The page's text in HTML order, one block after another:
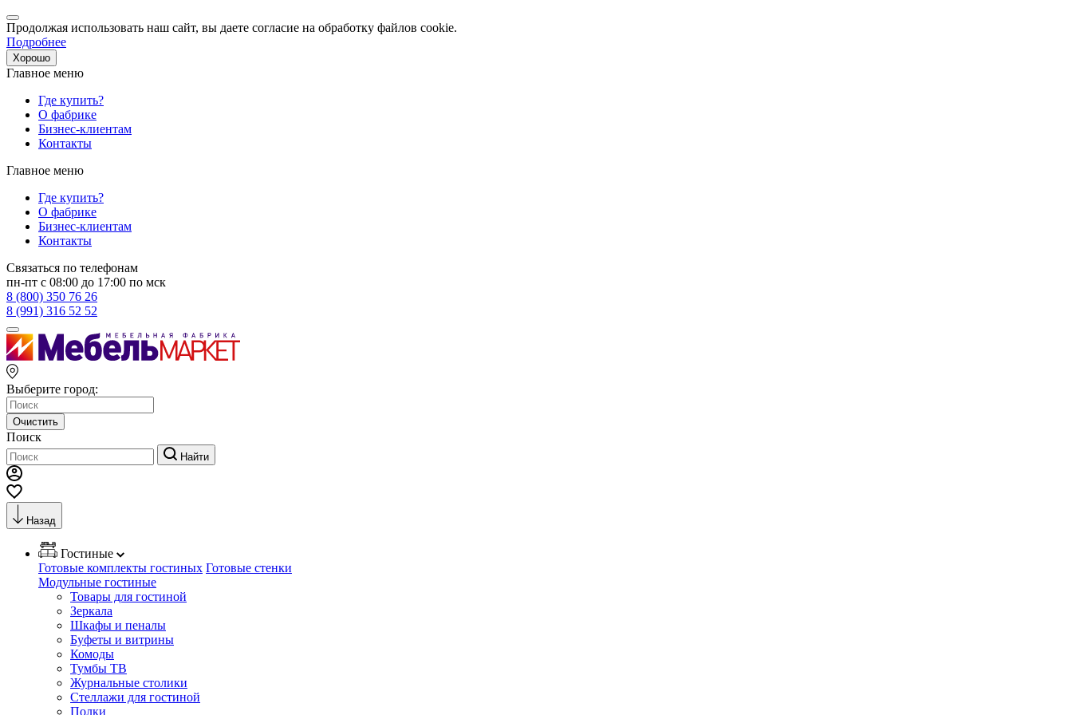
Продолжая использовать наш сайт, вы даете согласие на обработку файлов cookie.
Подробнее
Хорошо
Главное меню
Где купить?
О фабрике
Бизнес-клиентам
Контакты
Главное меню
Где купить?
О фабрике
Бизнес-клиентам
Контакты
Связаться по телефонам
пн-пт с 08:00 до 17:00 по мск
8 (800) 350 76 26
8 (991) 316 52 52
Выберите город:
Очистить
Поиск
Найти
Назад
Гостиные
Готовые комплекты гостиных Готовые стенки
Модульные гостиные
Товары для гостиной
Зеркала
Шкафы и пеналы
Буфеты и витрины
Комоды
Тумбы ТВ
Журнальные столики
Стеллажи для гостиной
Полки